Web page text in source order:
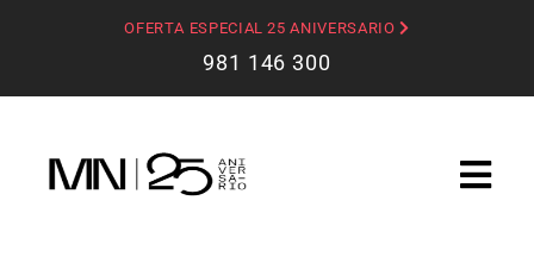
OFERTA ESPECIAL 25 ANIVERSARIO
981 146 300